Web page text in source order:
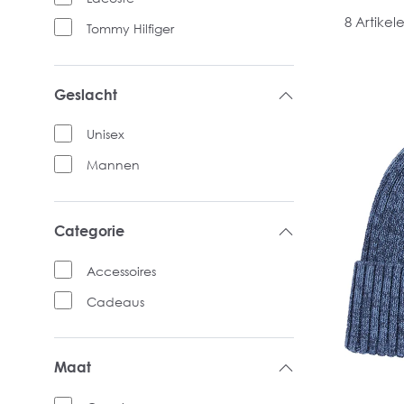
Tommy Hilfiger
Geslacht
Unisex
Mannen
Categorie
Accessoires
Cadeaus
Maat
8